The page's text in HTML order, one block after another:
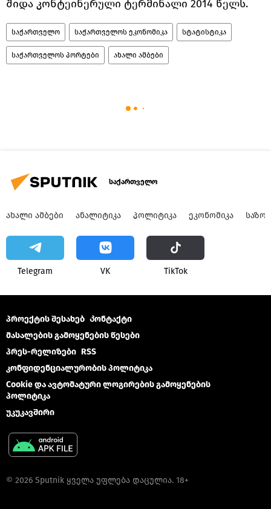
შიდა კონტეინერული ტერმინალი 2014 წელს.
საქართველო საქართველოს ეკონომიკა სტატისტიკა
საქართველოს პორტები ახალი ამბები
საქართველო
ᲐᲮᲐᲚᲘ ᲐᲛᲑᲔᲑᲘ ᲐᲜᲐᲚᲘᲢᲘᲙᲐ ᲞᲝᲚᲘᲢᲘᲙᲐ ᲔᲙᲝᲜᲝᲛᲘᲙᲐ
Telegram VK ТikТоk
პროექტის შესახებ Კონტაქტი
მასალების გამოყენების წესები
პრეს-რელიზები RSS
კონფიდენციალურობის პოლიტიკა
Cookie და ავტომატური ლოგირების გამოყენების
პოლიტიკა
უკუკავშირი
© 2026 Sputnik ყველა უფლება დაცულია. 18+